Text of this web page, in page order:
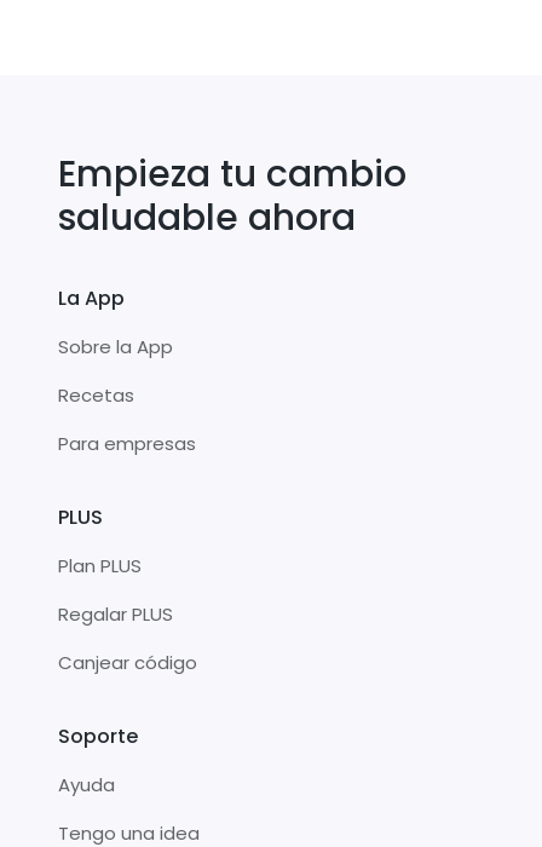
Empieza tu cambio
saludable ahora
La App
Sobre la App
Recetas
Para empresas
PLUS
Plan PLUS
Regalar PLUS
Canjear código
Soporte
Ayuda
Tengo una idea